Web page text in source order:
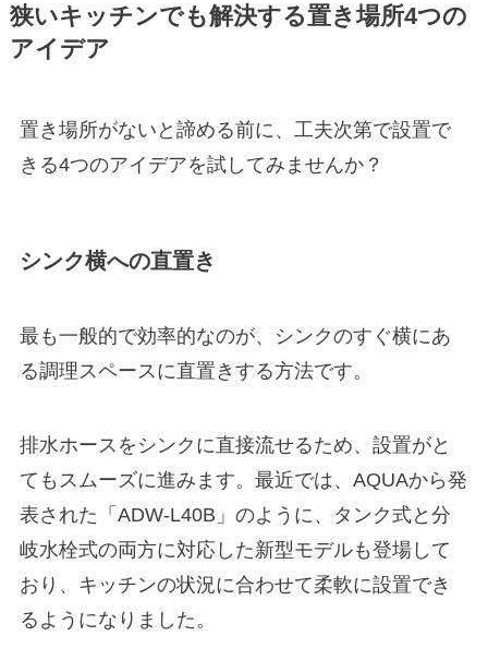
狭いキッチンでも解決する置き場所4つの
アイデア
置き場所がないと諦める前に、工夫次第で設置で
きる4つのアイデアを試してみませんか？
シンク横への直置き
最も一般的で効率的なのが、シンクのすぐ横にあ
る調理スペースに直置きする方法です。
排水ホースをシンクに直接流せるため、設置がと
てもスムーズに進みます。最近では、AQUAから発
表された「ADW-L40B」のように、タンク式と分
岐水栓式の両方に対応した新型モデルも登場して
おり、キッチンの状況に合わせて柔軟に設置でき
るようになりました。